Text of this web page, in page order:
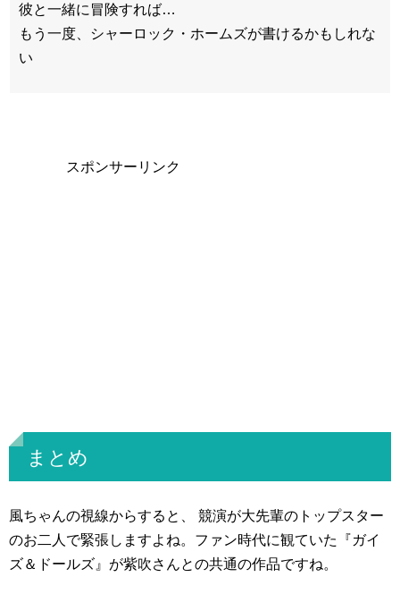
彼と一緒に冒険すれば…
もう一度、シャーロック・ホームズが書けるかもしれな
い
スポンサーリンク
まとめ
風ちゃんの視線からすると、 競演が大先輩のトップスター
のお二人で緊張しますよね。ファン時代に観ていた『ガイ
ズ＆ドールズ』が紫吹さんとの共通の作品ですね。